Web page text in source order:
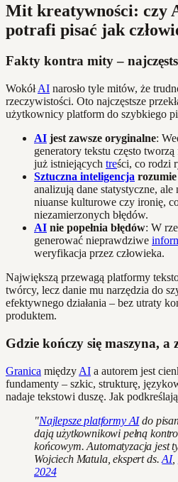
Mit kreatywności: czy
potrafi pisać jak
Fakty kontra mity –
WokółAI narosło tyle mitów, że
rzeczywistości. Oto najczęstsze
użytkownicy platform do szybkiego
AI jest zawsze oryginalne:
generatory tekstu często
już istniejących treści, co rodzi
Sztuczna inteligencja
analizują dane statystyczne,
niuanse kulturowe czy ironię,
niezamierzonych błędów.
AI nie popełnia błędów: W
generować nieprawdziwe
weryfikacja przez człowieka.
Największą przewagą platformy
twórcy, lecz danie mu narzędzia do
efektywnego działania – bez utraty
produktem.
Gdzie kończy się maszyna, a
Granica między AI a autorem jest
fundamenty – szkic, strukturę,
nadaje tekstowi duszę. Jak podkreślają
"Najlepsze platformy AIdo
dają użytkownikowi pełną
końcowym. Automatyzacja jest
Wojciech Matula, ekspert ds.AI,
2024